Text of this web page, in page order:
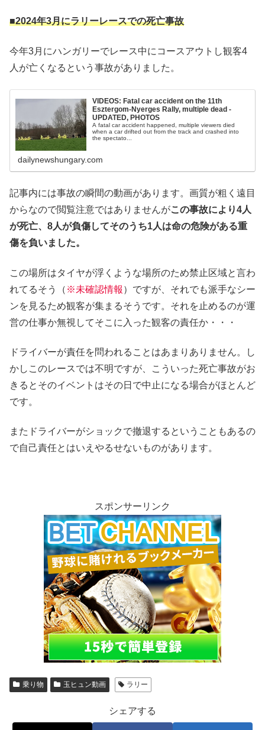
■2024年3月にラリーレースでの死亡事故
今年3月にハンガリーでレース中にコースアウトし観客4
人が亡くなるという事故がありました。
VIDEOS: Fatal car accident on the 11th
Esztergom-Nyerges Rally, multiple dead -
UPDATED, PHOTOS
A fatal car accident happened, multiple viewers died
when a car drifted out from the track and crashed into
the spectato...
dailynewshungary.com
記事内には事故の瞬間の動画があります。画質が粗く遠目
からなので閲覧注意ではありませんがこの事故により4人
が死亡、8人が負傷してそのうち1人は命の危険がある重
傷を負いました。
この場所はタイヤが浮くような場所のため禁止区域と言わ
れてるそう（ ※未確認情報 ）ですが、それでも派手なシー
ンを見るため観客が集まるそうです。それを止めるのが運
営の仕事か無視してそこに入った観客の責任か・・・
ドライバーが責任を問われることはあまりありません。し
かしこのレースでは不明ですが、こういった死亡事故がお
きるとそのイベントはその日で中止になる場合がほとんど
です。
またドライバーがショックで撤退するということもあるの
で自己責任とはいえやるせないものがあります。
スポンサーリンク
乗り物 玉ヒュン動画 ラリー
シェアする